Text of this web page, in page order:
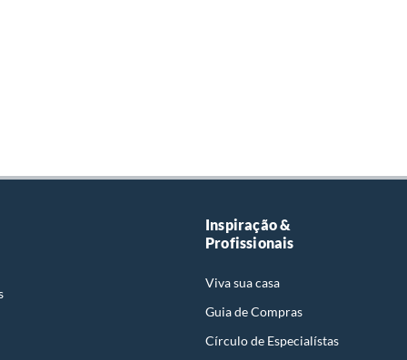
Inspiração &
Profissionais
Viva sua casa
Guia de Compras
Círculo de Especialístas